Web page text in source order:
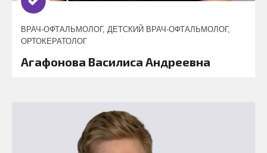
ВРАЧ-ОФТАЛЬМОЛОГ, ДЕТСКИЙ ВРАЧ-ОФТАЛЬМОЛОГ,
ОРТОКЕРАТОЛОГ
Агафонова Василиса Андреевна